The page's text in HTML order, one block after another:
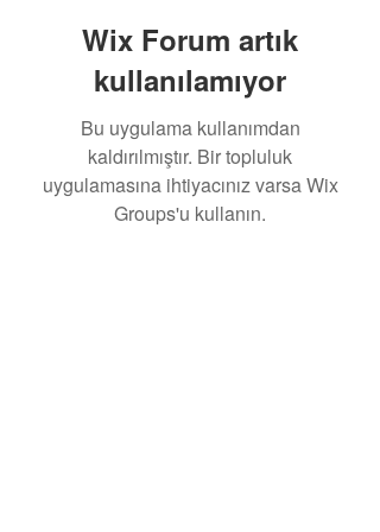
Wix Forum artık
kullanılamıyor
Bu uygulama kullanımdan
kaldırılmıştır. Bir topluluk
uygulamasına ihtiyacınız varsa Wix
Groups'u kullanın.